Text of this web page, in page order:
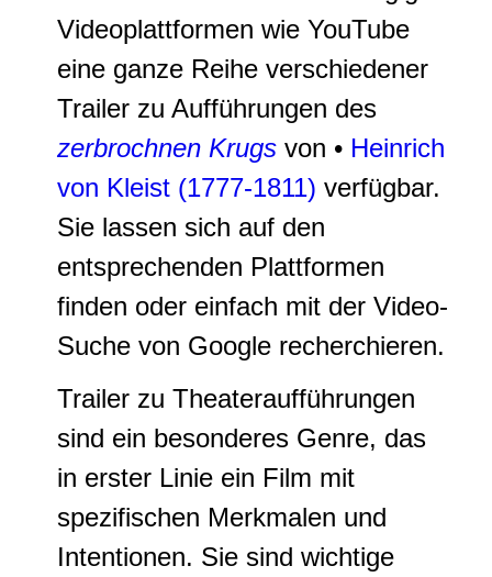
Videoplattformen wie YouTube
eine ganze Reihe verschiedener
Trailer zu Aufführungen des
zerbrochnen Krugs von • Heinrich
von Kleist (1777-1811) verfügbar.
Sie lassen sich auf den
entsprechenden Plattformen
finden oder einfach mit der Video-
Suche von Google recherchieren.
Trailer zu Theateraufführungen
sind ein besonderes Genre, das
in erster Linie ein Film mit
spezifischen Merkmalen und
Intentionen. Sie sind wichtige